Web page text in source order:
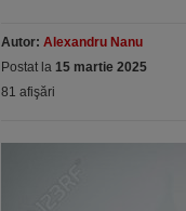
Autor: Alexandru Nanu
Postat la 15 martie 2025
81 afişări